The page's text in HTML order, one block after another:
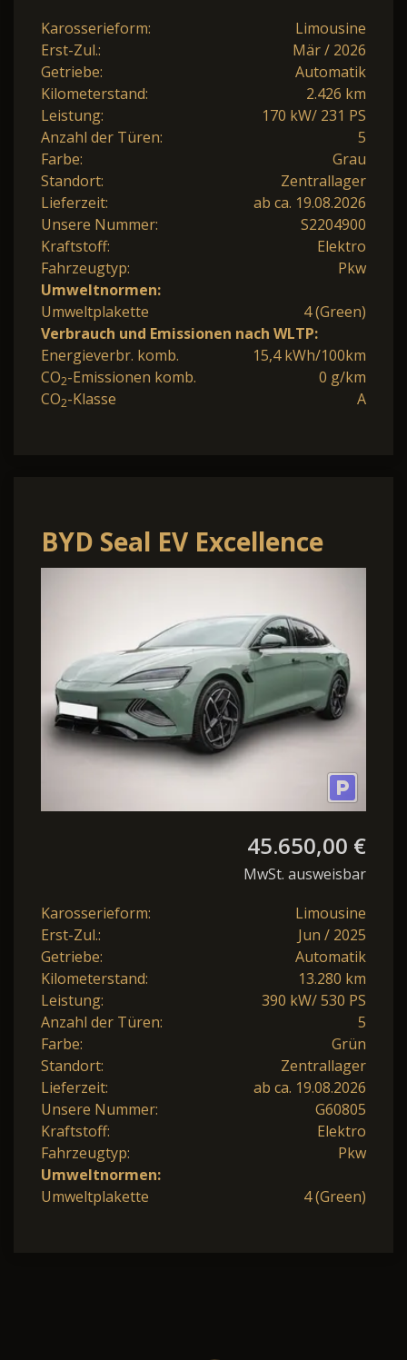
Karosserieform:
Limousine
Erst-Zul.:
Mär / 2026
Getriebe:
Automatik
Kilometerstand:
2.426 km
Leistung:
170 kW/ 231 PS
Anzahl der Türen:
5
Farbe:
Grau
Standort:
Zentrallager
Lieferzeit:
ab ca. 19.08.2026
Unsere Nummer:
S2204900
Kraftstoff:
Elektro
Fahrzeugtyp:
Pkw
Umweltnormen:
Umweltplakette
4 (Green)
Verbrauch und Emissionen nach WLTP:
Energieverbr. komb.
15,4 kWh/100km
CO2-Emissionen komb.
0 g/km
CO2-Klasse A
BYD Seal EV Excellence
AWD 82.5 kWh
45.650,00 €
MwSt. ausweisbar
Karosserieform:
Limousine
Erst-Zul.:
Jun / 2025
Getriebe:
Automatik
Kilometerstand:
13.280 km
Leistung:
390 kW/ 530 PS
Anzahl der Türen:
5
Farbe:
Grün
Standort:
Zentrallager
Lieferzeit:
ab ca. 19.08.2026
Unsere Nummer:
G60805
Kraftstoff:
Elektro
Fahrzeugtyp:
Pkw
Umweltnormen:
Umweltplakette
4 (Green)